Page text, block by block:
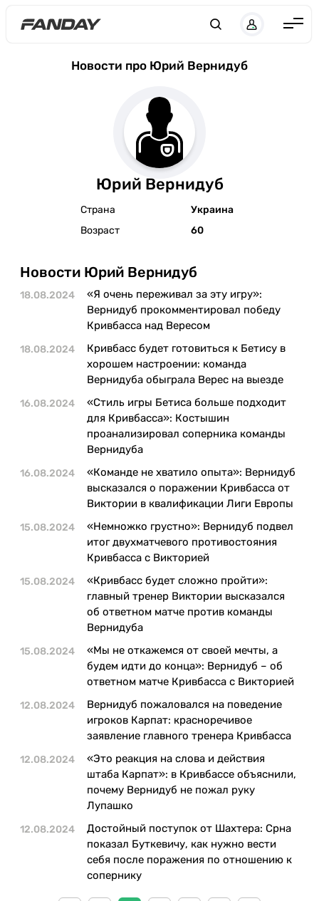
ЧЕ-2028
Букмекеры
Новости про Юрий Вернидуб
Юрий Вернидуб
Страна
Украина
Возраст
60
Новости Юрий Вернидуб
18.08.2024
«Я очень переживал за эту игру»:
Вернидуб прокомментировал победу
Кривбасса над Вересом
18.08.2024
Кривбасс будет готовиться к Бетису в
хорошем настроении: команда
Вернидуба обыграла Верес на выезде
16.08.2024
«Стиль игры Бетиса больше подходит
для Кривбасса»: Костышин
проанализировал соперника команды
Вернидуба
16.08.2024
«Команде не хватило опыта»: Вернидуб
высказался о поражении Кривбасса от
Виктории в квалификации Лиги Европы
15.08.2024
«Немножко грустно»: Вернидуб подвел
итог двухматчевого противостояния
Кривбасса с Викторией
15.08.2024
«Кривбасс будет сложно пройти»:
главный тренер Виктории высказался
об ответном матче против команды
Вернидуба
15.08.2024
«Мы не откажемся от своей мечты, а
будем идти до конца»: Вернидуб – об
ответном матче Кривбасса с Викторией
12.08.2024
Вернидуб пожаловался на поведение
игроков Карпат: красноречивое
заявление главного тренера Кривбасса
12.08.2024
«Это реакция на слова и действия
штаба Карпат»: в Кривбассе объяснили,
почему Вернидуб не пожал руку
Лупашко
12.08.2024
Достойный поступок от Шахтера: Срна
показал Буткевичу, как нужно вести
себя после поражения по отношению к
сопернику